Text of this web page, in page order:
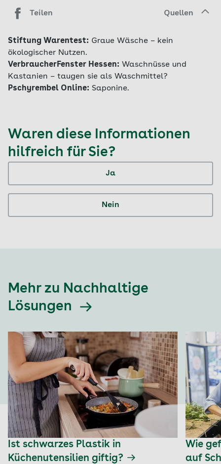
Teilen Quellen
Stiftung Warentest: Graue Wäsche – kein
ökologischer Nutzen.
VerbraucherFenster Hessen: Waschnüsse und
Kastanien – taugen sie als Waschmittel?
Pschyrembel Online: Saponine.
Waren diese Informationen
hilfreich für Sie?
Ja
Nein
Mehr zu Nachhaltige
Lösungen
Ist schwarzes Plastik in
Küchenutensilien giftig?
Wie
auf